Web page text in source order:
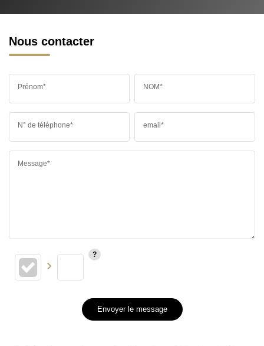
Nous contacter
Prénom* NOM*
N° de téléphone* email*
Message*
Envoyer le message